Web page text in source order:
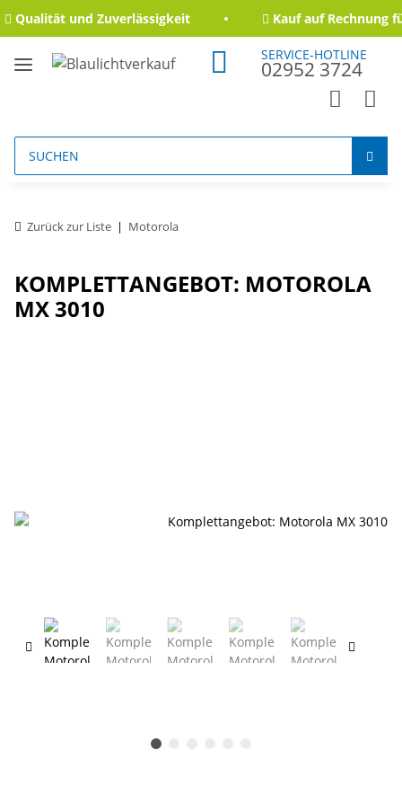
Qualität und Zuverlässigkeit Kauf auf Rechnung
SERVICE-HOTLINE
02952 3724
Zurück zur Liste Motorola
KOMPLETTANGEBOT: MOTOROLA
MX 3010